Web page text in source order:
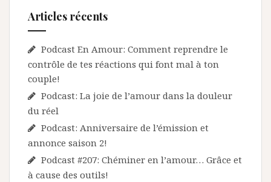
Articles récents
Podcast En Amour: Comment reprendre le
contrôle de tes réactions qui font mal à ton
couple!
Podcast: La joie de l’amour dans la douleur
du réel
Podcast: Anniversaire de l’émission et
annonce saison 2!
Podcast #207: Chéminer en l’amour… Grâce et
à cause des outils!